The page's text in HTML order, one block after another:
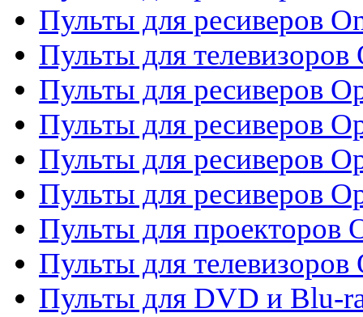
Пульты для ресиверов
Пульты для телевизоров
Пульты для ресиверов
Пульты для ресиверов
Пульты для ресиверов
Пульты для ресиверов
Пульты для проекторов
Пульты для телевизоров
Пульты для DVD и Blu-